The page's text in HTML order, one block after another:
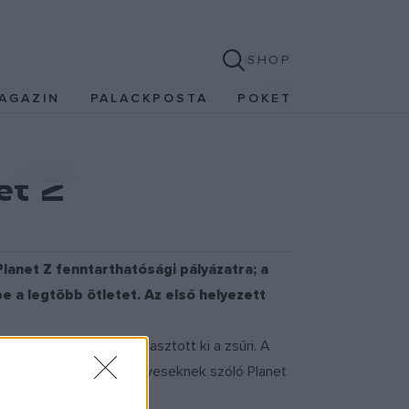
SHOP
PALACKPOSTA POKET
Z
Z fenntarthatósági pályázatra; a
a legtöbb ötletet. Az első helyezett
közül hat nyertest választott ki a zsűri. A
hirdette meg 18–25 éveseknek szóló Planet